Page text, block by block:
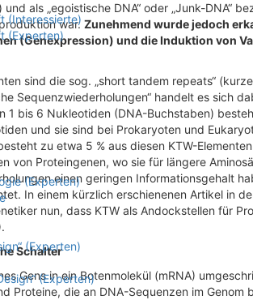
(Interessierte)
(Experten)
(Experten)
(Experten)
(Experten)
als „egoistische DNA“ oder „Junk-DNA“
war. Zunehmend wurde jedoch
(Genexpression) und die Induktion von
sind die sog. „short tandem repeats“
Sequenzwiederholungen“ handelt es sich
1 bis 6 Nukleotiden (DNA-Buchstaben)
und sie sind bei Prokaryoten und
zu etwa 5 % aus diesen KTW-
von Proteingenen, wo sie für längere
einen geringen Informationsgehalt
In einem kürzlich erschienenen Artikel in
nun, dass KTW als Andockstellen für
Schalter
Gens in ein Botenmolekül (mRNA)
Proteine, die an DNA-Sequenzen im Genom